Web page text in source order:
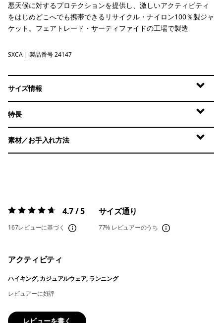
悪天候に対するプロテクションを提供し、激しいアクティビティ
をはじめどこへでも携帯できるリサイクル・ナイロン100％製ジャ
ケット。フェアトレード・サーティファイドの工場で製造
Saxifrage: Canopy Green
SXCA | 製品番号 24147
サイズ情報
特長
素材／お手入れ方法
評価:4.7 / 5 4.7 / 5
167レビューに基づく
サイズ通り
77% レビュアーのうち
アクティビティ
ハイキング, カジュアルウェア, ランニング
レビュアーに好評
レビューを書く